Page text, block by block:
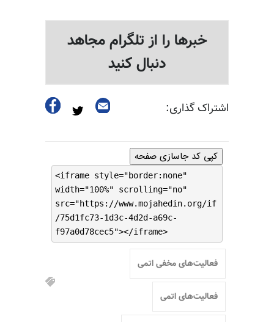
خبرها را از تلگرام مجاهد
دنبال کنید
اشتراک گذاری:
کپی کد جاسازی صفحه
<iframe style="border:none"
width="100%" scrolling="no"
src="https://www.mojahedin.org/if
/75d1fc73-1d3c-4d2d-a69c-
f97a0d78cec5"></iframe>
فعالیت‌های مخفی اتمی
فعالیت‌های اتمی